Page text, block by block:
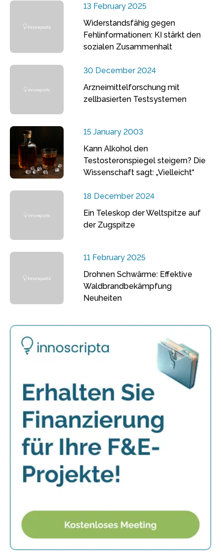
13 February 2025
Widerstandsfähig gegen
Fehlinformationen: KI stärkt den
sozialen Zusammenhalt
30 December 2024
Arzneimittelforschung mit
zellbasierten Testsystemen
15 January 2003
Kann Alkohol den
Testosteronspiegel steigern? Die
Wissenschaft sagt: „Vielleicht“
18 December 2024
Ein Teleskop der Weltspitze auf
der Zugspitze
11 February 2025
Drohnen Schwärme: Effektive
Waldbrandbekämpfung
Neuheiten